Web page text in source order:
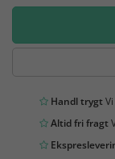
Handl trygt
Altid fri fragt